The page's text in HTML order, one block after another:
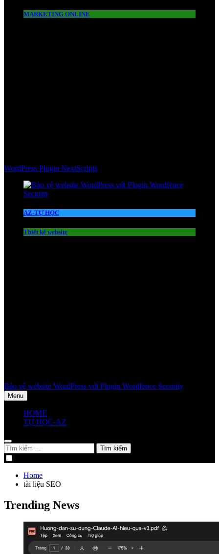
MARKETING ONLINE
WordPress Plugin NextScripts
AZ-TỰ HỌC
Thiết kế website
Bảo vệ website WordPress với Plugin Wordfence Security
Menu
HOME
TỰ HỌC-AZ
Tìm
kiếm
cho:
Home
tài liệu SEO
Trending News